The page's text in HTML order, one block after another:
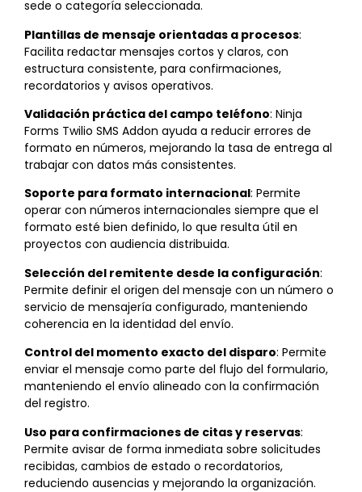
sede o categoría seleccionada.
Plantillas de mensaje orientadas a procesos:
Facilita redactar mensajes cortos y claros, con
estructura consistente, para confirmaciones,
recordatorios y avisos operativos.
Validación práctica del campo teléfono: Ninja
Forms Twilio SMS Addon ayuda a reducir errores de
formato en números, mejorando la tasa de entrega al
trabajar con datos más consistentes.
Soporte para formato internacional: Permite
operar con números internacionales siempre que el
formato esté bien definido, lo que resulta útil en
proyectos con audiencia distribuida.
Selección del remitente desde la configuración:
Permite definir el origen del mensaje con un número o
servicio de mensajería configurado, manteniendo
coherencia en la identidad del envío.
Control del momento exacto del disparo: Permite
enviar el mensaje como parte del flujo del formulario,
manteniendo el envío alineado con la confirmación
del registro.
Uso para confirmaciones de citas y reservas:
Permite avisar de forma inmediata sobre solicitudes
recibidas, cambios de estado o recordatorios,
reduciendo ausencias y mejorando la organización.